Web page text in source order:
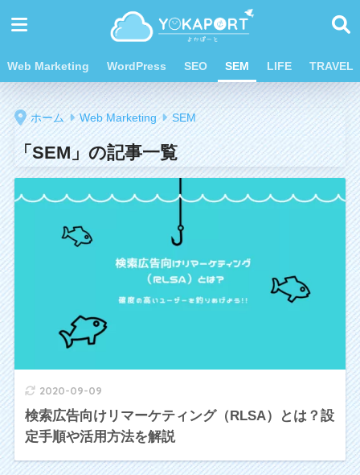
Web Marketing WordPress SEO SEM LIFE TRAVEL
ホーム Web Marketing SEM
「SEM」の記事一覧
2020-09-09
検索広告向けリマーケティング（RLSA）とは？設
定手順や活用方法を解説